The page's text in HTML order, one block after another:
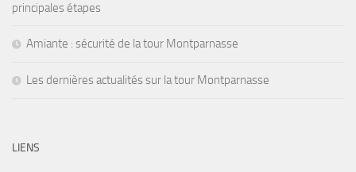
principales étapes
Amiante : sécurité de la tour Montparnasse
Les dernières actualités sur la tour Montparnasse
LIENS